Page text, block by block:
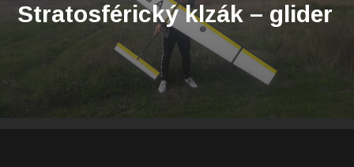
Stratosférický klzák – glider